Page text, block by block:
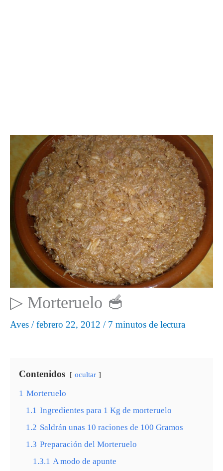
▷ Morteruelo 🥣
Aves /febrero 22, 2012 / 7 minutos de lectura
Contenidos ocultar
1 Morteruelo
1.1 Ingredientes para 1 Kg de morteruelo
1.2 Saldrán unas 10 raciones de 100 Gramos
1.3 Preparación del Morteruelo
1.3.1 A modo de apunte